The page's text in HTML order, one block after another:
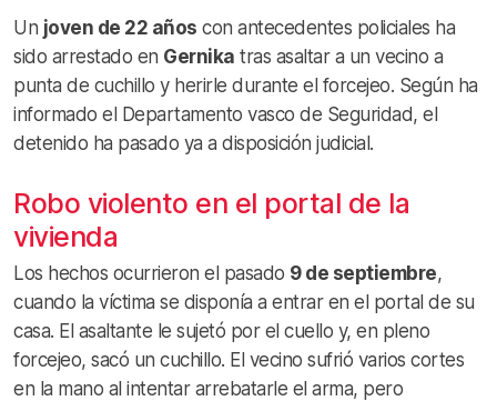
Un joven de 22 años con antecedentes policiales ha
sido arrestado en Gernika tras asaltar a un vecino a
punta de cuchillo y herirle durante el forcejeo. Según ha
informado el Departamento vasco de Seguridad, el
detenido ha pasado ya a disposición judicial.
Robo violento en el portal de la
vivienda
Los hechos ocurrieron el pasado 9 de septiembre,
cuando la víctima se disponía a entrar en el portal de su
casa. El asaltante le sujetó por el cuello y, en pleno
forcejeo, sacó un cuchillo. El vecino sufrió varios cortes
en la mano al intentar arrebatarle el arma, pero